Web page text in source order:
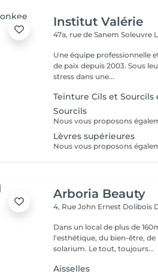
Institut Valérie
47a, rue de SanemSoleuvre
Une équipe professionnelle
de paix depuis 2003. Sous
stress dans une...
Teinture Cils et
Sourcils
Lèvres supérieures
Arboria Beauty
4, Rue John Ernest Dolibois
Dans un local de plus de
l'esthétique, du bien-être,
solarium. Le tout, toujours...
Aisselles